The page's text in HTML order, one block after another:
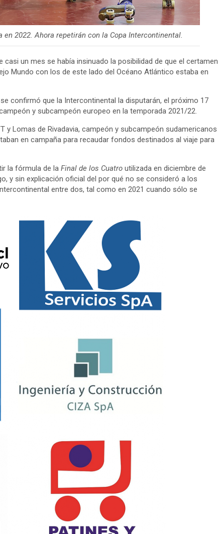
2022. Ahora repetirán con la Copa Intercontinental.
un mes se había insinuado la posibilidad de que el certamen
Mundo con los de este lado del Océano Atlántico estaba en
confirmó que la Intercontinental la disputarán, el próximo 17
y subcampeón europeo en la temporada 2021/22.
y Lomas de Rivadavia, campeón y subcampeón sudamericanos
en campaña para recaudar fondos destinados al viaje para
la fórmula de la Final de los Cuatro utilizada en diciembre de
y sin explicación oficial del por qué no se consideró a los
entre dos, tal como en 2021 cuando sólo se